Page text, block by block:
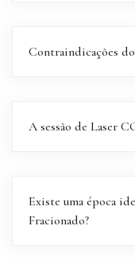
Contraindicações
A sessão de Laser
Existe uma época
Fracionado?